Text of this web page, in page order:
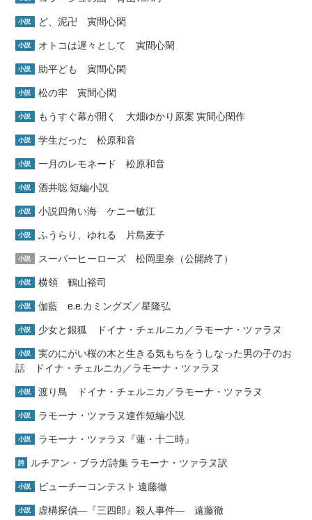
小説 ど、泥卍 寅間心閑
小説 オトコは遅々として 寅間心閑
小説 助平ども 寅間心閑
小説 松の牢 寅間心閑
小説 もうすぐ幕が開く 大畑ゆかり原案 寅間心閑作
小説 学生だった 松原和音
小説 一月のレモネード 松原和音
小説 酒井聡 短編小説
小説 小説四角い海 ケニー敏江
小説 ふうらり、ゆれる 片島麦子
小説 スーパーヒーローズ 松岡里奈（公開終了）
小説 横領 鶴山裕司
小説 伽藍 e.e.カミングズ／星隆弘
小説 少女と銀狐 ドイナ・チェルニカ／ラモーナ・ツァラヌ
小説
実のにがい桜の木と生きる気もちをうしなった男の子のお
話 ドイナ・チェルニカ／ラモーナ・ツァラヌ
小説 渡り鳥 ドイナ・チェルニカ／ラモーナ・ツァラヌ
小説 ラモーナ・ツァラヌ連作短編小説
小説 ラモーナ・ツァラヌ『蓮・十二時』
詩 ルチアン・ブラガ詩集 ラモーナ・ツァラヌ訳
小説 ビューチーコンテスト 遠藤徹
小説 虚構探偵―『三四郎』殺人事件― 遠藤徹